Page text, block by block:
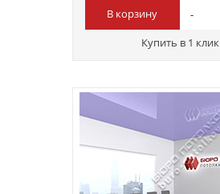
В корзину
Купить в 1 клик